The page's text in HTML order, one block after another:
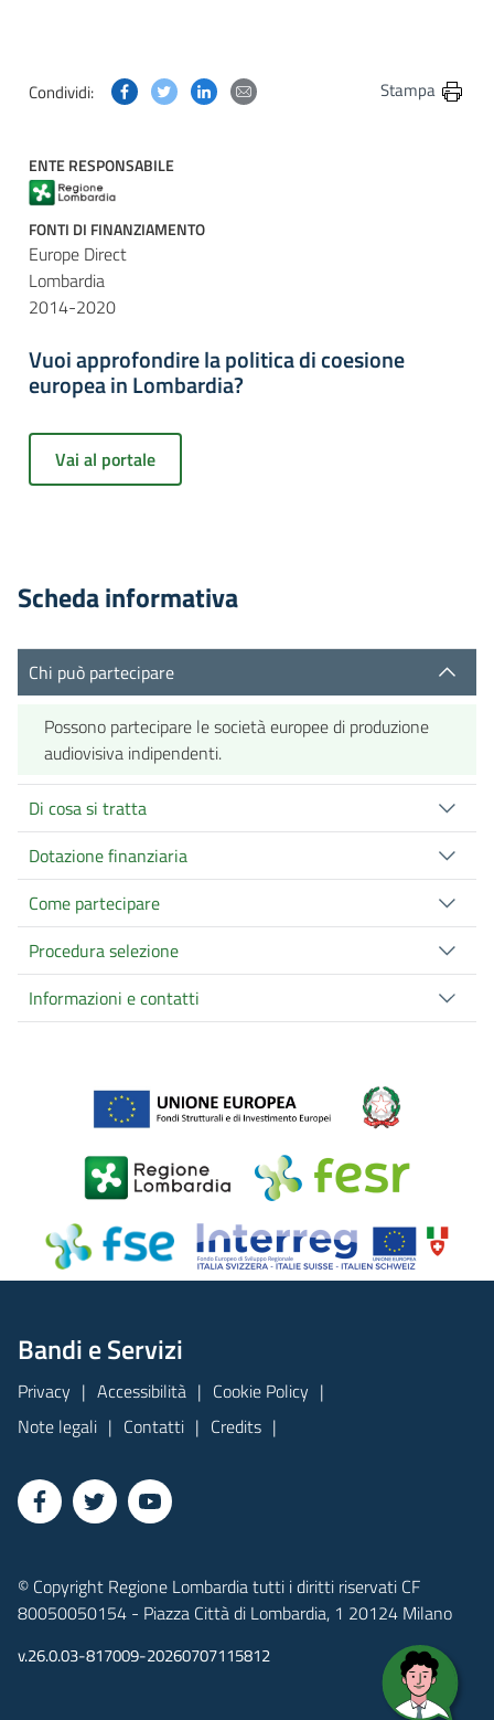
Condividi: Condividi questa pagina su Facebook
Condividi questa pagina su Twitter
Condividi questa pagina su Linkedin
Condividi questa pagina via
Stampa
ENTE RESPONSABILE
FONTI DI FINANZIAMENTO
Europe Direct
Lombardia
2014-2020
Vuoi approfondire la politica di coesione
europea in Lombardia?
Vai al portale
Scheda informativa
Chi può partecipare
Possono partecipare le società europee di produzione
audiovisiva indipendenti.
Di cosa si tratta
Dotazione finanziaria
Come partecipare
Procedura selezione
Informazioni e contatti
Bandi e Servizi
Privacy Accessibilità
Cookie Policy
Note legali
Contatti Credits
© Copyright Regione Lombardia tutti i diritti riservati CF
80050050154 - Piazza Città di Lombardia, 1 20124 Milano
v.26.0.03-817009-20260707115812